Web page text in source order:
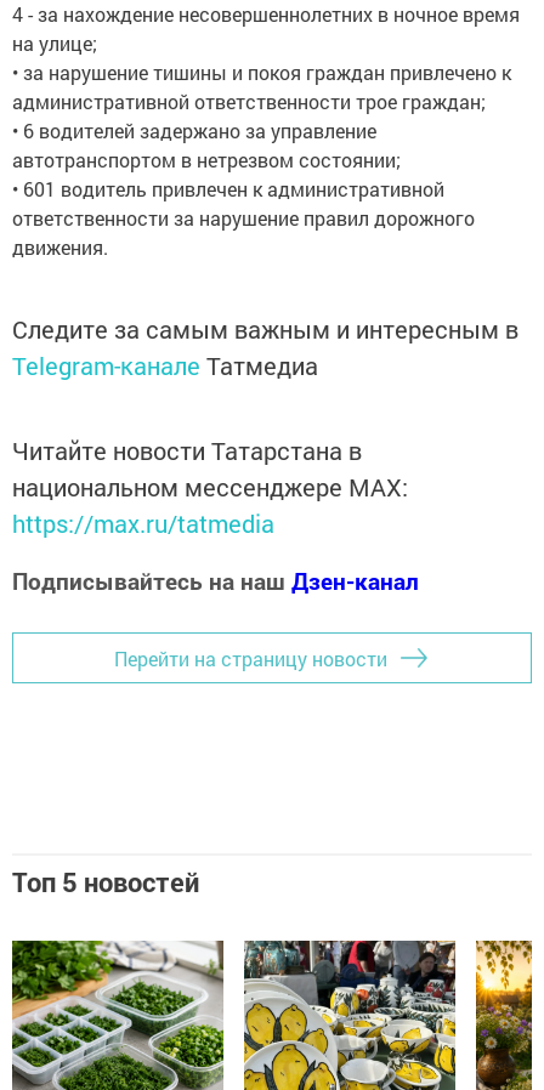
4 - за нахождение несовершеннолетних в ночное время
на улице;
• за нарушение тишины и покоя граждан привлечено к
административной ответственности трое граждан;
• 6 водителей задержано за управление
автотранспортом в нетрезвом состоянии;
• 601 водитель привлечен к административной
ответственности за нарушение правил дорожного
движения.
Следите за самым важным и интересным в
Telegram-канале Татмедиа
Читайте новости Татарстана в
национальном мессенджере MАХ:
https://max.ru/tatmedia
Подписывайтесь на наш Дзен-канал
Перейти на страницу новости
Топ 5 новостей